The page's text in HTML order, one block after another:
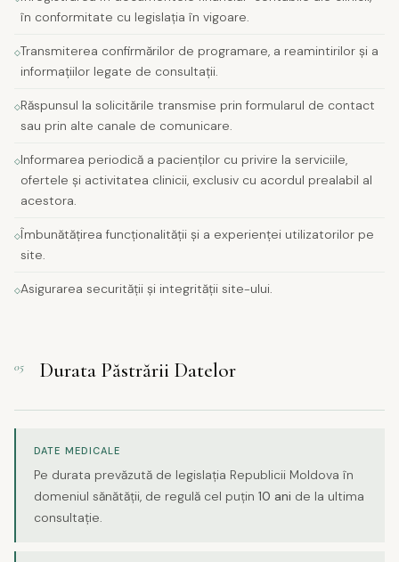
în conformitate cu legislația în vigoare.
Transmiterea confirmărilor de programare, a reamintirilor și a
informațiilor legate de consultații.
Răspunsul la solicitările transmise prin formularul de contact
sau prin alte canale de comunicare.
Informarea periodică a pacienților cu privire la serviciile,
ofertele și activitatea clinicii, exclusiv cu acordul prealabil al
acestora.
Îmbunătățirea funcționalității și a experienței utilizatorilor pe
site.
Asigurarea securității și integrității site-ului.
05 Durata Păstrării Datelor
DATE MEDICALE
Pe durata prevăzută de legislația Republicii Moldova în
domeniul sănătății, de regulă cel puțin 10 ani de la ultima
consultație.